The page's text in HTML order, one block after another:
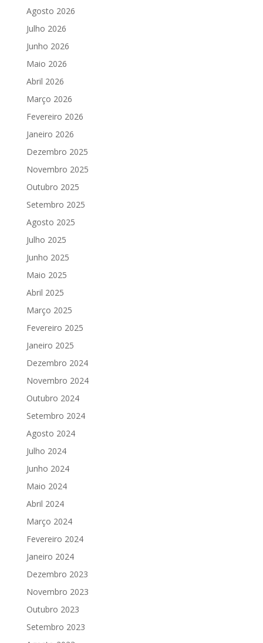
Agosto 2026
Julho 2026
Junho 2026
Maio 2026
Abril 2026
Março 2026
Fevereiro 2026
Janeiro 2026
Dezembro 2025
Novembro 2025
Outubro 2025
Setembro 2025
Agosto 2025
Julho 2025
Junho 2025
Maio 2025
Abril 2025
Março 2025
Fevereiro 2025
Janeiro 2025
Dezembro 2024
Novembro 2024
Outubro 2024
Setembro 2024
Agosto 2024
Julho 2024
Junho 2024
Maio 2024
Abril 2024
Março 2024
Fevereiro 2024
Janeiro 2024
Dezembro 2023
Novembro 2023
Outubro 2023
Setembro 2023